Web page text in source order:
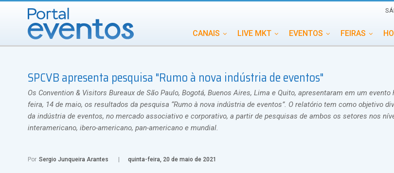
CANAIS LIVE MKT EVENTOS FEIRAS
INCENTIVOS INTERNACIONAL MEMORIAL DE EVENTOS
SPCVB apresenta pesquisa "Rumo à nova indústria de eventos"
Os Convention & Visitors Bureaux de São Paulo, Bogotá, Buenos Aires, Lima e Quito, apresentaram em um
feira, 14 de maio, os resultados da pesquisa “Rumo à nova indústria de eventos”. O relatório tem como objetivo
da indústria de eventos, no mercado associativo e corporativo, a partir de pesquisas de ambos os setores nos
interamericano, ibero-americano, pan-americano e mundial.
Por Sergio Junqueira Arantes quinta-feira, 20 de maio de 2021